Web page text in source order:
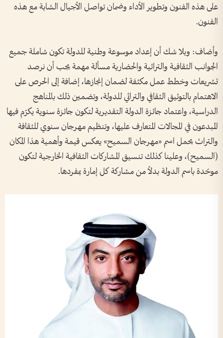
على هذه الفنون وتطوير الأداء وضمان تواصل الأجيال الشابة مع هذه
الفنون.
وأضاف: وبلا شك أن إعداد موسوعة وطنية للدولة تكون شاملة جميع
الجوانب الثقافية والتراثية والحضارية مسألة مهمة يجب أن نرصد
تشريعات وخطط عمل مكثفة لضمان إنجازها، إضافة إلى الحرص على
الاهتمام بالتوثيق الثقافي والتراثي للدولة، وتضمين ذلك بالمناهج
الدراسية، واعتماد جائزة الدولة التقديرية لتكون جائزة سنوية يكرّم فيها
المبدعون في المجالات المتعارف عليها، وتنظيم مهرجان سنوي للثقافة
والتراث يحمل اسم «مهرجان السميح» يعكس قيمة وأهمية هذا المكان
(السميح)، وعلينا كذلك تنسيق المشاركات الثقافية الخارجية لتكون
موحّدة باسم الدولة بدلاً من مشاركة كل إمارة بمفردها.